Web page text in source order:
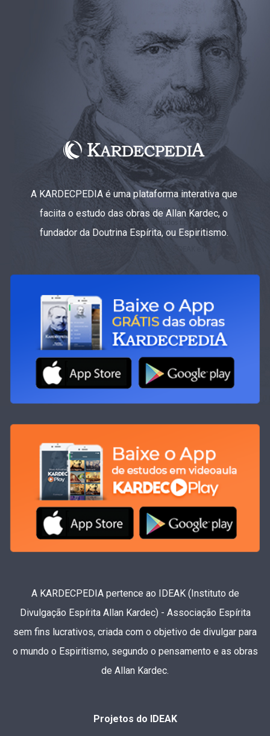
A KARDECPEDIA é uma plataforma interativa que
faciita o estudo das obras de Allan Kardec, o
fundador da Doutrina Espírita, ou Espiritismo.
A KARDECPEDIA pertence ao IDEAK (Instituto de
Divulgação Espírita Allan Kardec) - Associação Espírita
sem fins lucrativos, criada com o objetivo de divulgar para
o mundo o Espiritismo, segundo o pensamento e as obras
de Allan Kardec.
Projetos do IDEAK